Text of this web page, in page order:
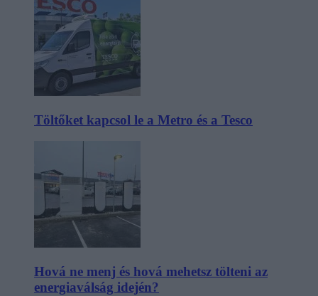
Töltőket kapcsol le a Metro és a Tesco
Hová ne menj és hová mehetsz tölteni az
energiaválság idején?